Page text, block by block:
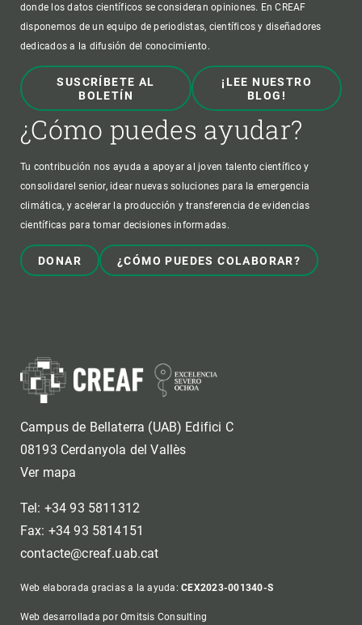
donde los datos científicos se consideran opiniones. En CREAF
disponemos de un equipo de periodistas, científicos y diseñadores
dedicados a la difusión del conocimiento.
SUSCRÍBETE AL
BOLETÍN
¡LEE NUESTRO
BLOG!
¿Cómo puedes ayudar?
Tu contribución nos ayuda a apoyar al joven talento científico y
consolidarel senior, idear nuevas soluciones para la emergencia
climática, y acelerar la producción y transferencia de evidencias
científicas para tomar decisiones informadas.
DONAR ¿CÓMO PUEDES COLABORAR?
Campus de Bellaterra (UAB) Edifici C
08193 Cerdanyola del Vallès
Ver mapa
Tel: +34 93 5811312
Fax: +34 93 5814151
contacte@creaf.uab.cat
Web elaborada gracias a la ayuda:CEX2023-001340-S
Web desarrollada por Omitsis Consulting